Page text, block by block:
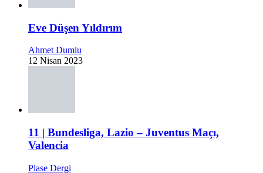
Eve Düşen Yıldırım
Ahmet Dumlu
12 Nisan 2023
11 | Bundesliga, Lazio – Juventus Maçı,
Valencia
Plase Dergi